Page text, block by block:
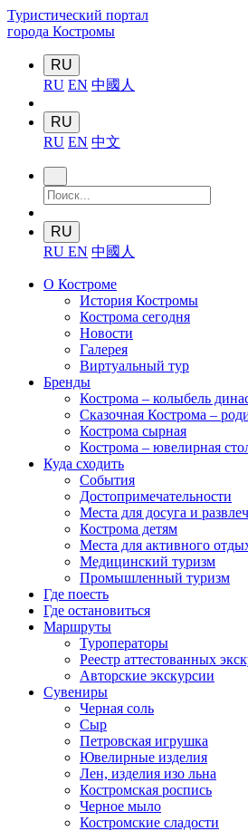
Туристический портал
города Костромы
RU
RU EN 中國人
RU
RU EN 中文
RU
RU EN 中國人
О Костроме
История Костромы
Кострома сегодня
Новости
Галерея
Виртуальный тур
Бренды
Кострома – колыбель
Сказочная Кострома –
Кострома сырная
Кострома – ювелирная
Куда сходить
События
Достопримечательности
Места для досуга и
Кострома детям
Места для активного
Медицинский туризм
Промышленный туризм
Где поесть
Где остановиться
Маршруты
Туроператоры
Реестр аттестованных
Авторские экскурсии
Сувениры
Черная соль
Сыр
Петровская игрушка
Ювелирные изделия
Лен, изделия изо льна
Костромская роспись
Черное мыло
Костромские сладости